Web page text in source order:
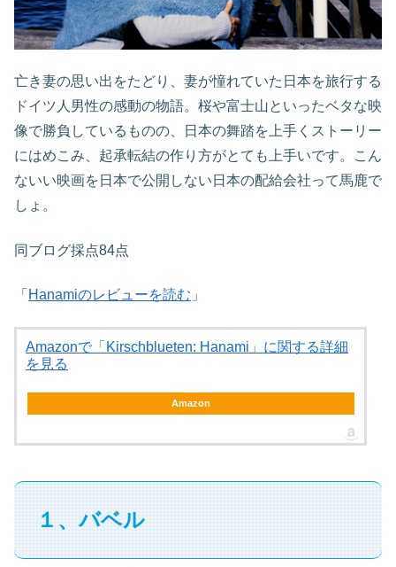
亡き妻の思い出をたどり、妻が憧れていた日本を旅行する
ドイツ人男性の感動の物語。桜や富士山といったベタな映
像で勝負しているものの、日本の舞踏を上手くストーリー
にはめこみ、起承転結の作り方がとても上手いです。こん
ないい映画を日本で公開しない日本の配給会社って馬鹿で
しょ。
同ブログ採点84点
「 Hanamiのレビューを読む 」
Amazonで「Kirschblueten: Hanami」に関する詳細
を見る
Amazon
１、バベル